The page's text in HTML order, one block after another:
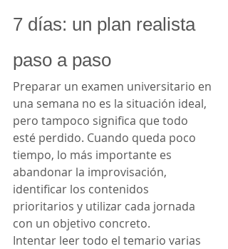
7 días: un plan realista
paso a paso
Preparar un examen universitario en
una semana no es la situación ideal,
pero tampoco significa que todo
esté perdido. Cuando queda poco
tiempo, lo más importante es
abandonar la improvisación,
identificar los contenidos
prioritarios y utilizar cada jornada
con un objetivo concreto.
Intentar leer todo el temario varias